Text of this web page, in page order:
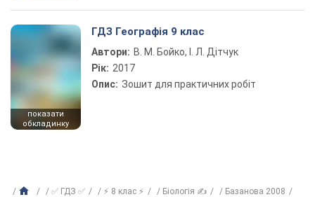
показати
обкладинку
ГДЗ Географія 9 клас
Автори: В. М. Бойко, І. Л. Дітчук
Рік: 2017
Опис: Зошит для практичних робіт
✅ ГДЗ ✅ ⚡ 8 клас ⚡ Біологія ✍
Базанова 2008